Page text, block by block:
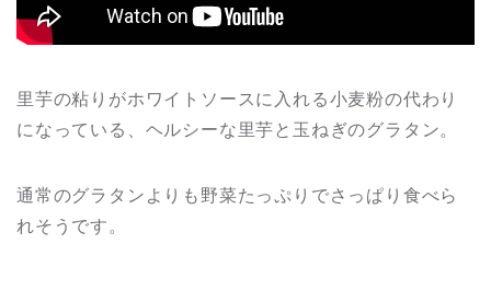
里芋の粘りがホワイトソースに入れる小麦粉の代わり
になっている、ヘルシーな里芋と玉ねぎのグラタン。
通常のグラタンよりも野菜たっぷりでさっぱり食べら
れそうです。